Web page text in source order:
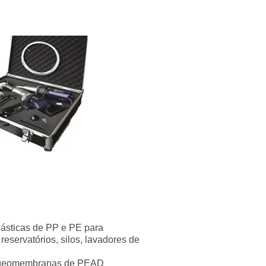
de PP e PE para
silos, lavadores de
de PEAD